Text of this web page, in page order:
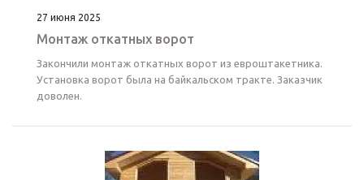
27 июня 2025
Монтаж откатных ворот
Закончили монтаж откатных ворот из евроштакетника.
Установка ворот была на байкальском тракте. Заказчик
доволен.